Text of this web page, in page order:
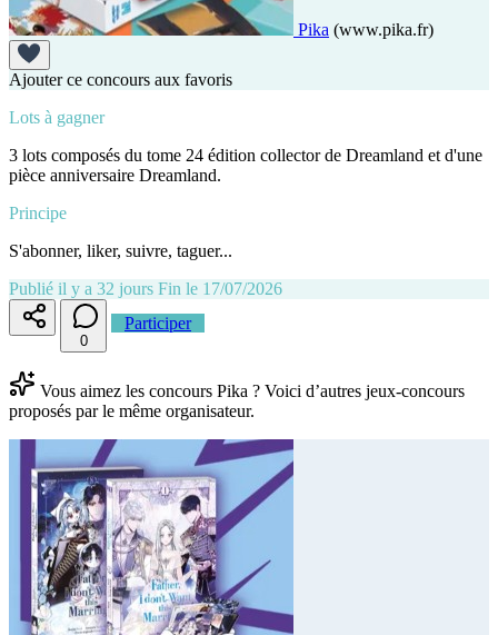
Pika (www.pika.fr)
Ajouter ce concours aux favoris
Lots à gagner
3 lots composés du tome 24 édition collector de Dreamland et d'une
pièce anniversaire Dreamland.
Principe
S'abonner, liker, suivre, taguer...
Publié il y a 32 jours Fin le 17/07/2026
0
Participer
Vous aimez les concours Pika ? Voici d’autres jeux-concours
proposés par le même organisateur.